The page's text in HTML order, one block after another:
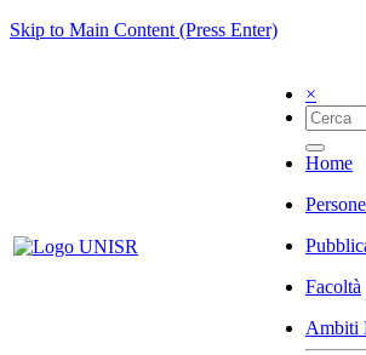
Skip to Main Content (Press Enter)
×
Home
Persone
Facoltà
Ambiti